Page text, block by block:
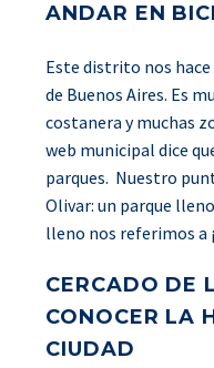
ANDAR EN BICI
Este distrito nos
de Buenos Aires. Es
costanera y muchas
web municipal dice
parques. Nuestro
Olivar: un parque
lleno nos referimos a
CERCADO DE
CONOCER LA
CIUDAD